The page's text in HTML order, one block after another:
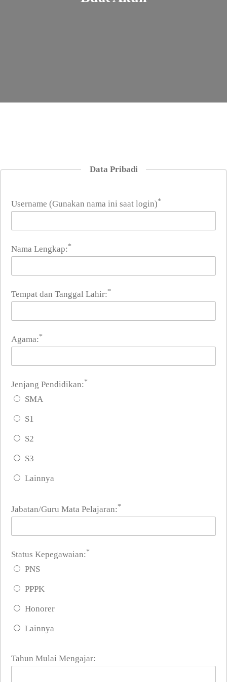
Data Pribadi
Username (Gunakan nama ini saat login)*
Nama Lengkap:*
Tempat dan Tanggal Lahir:*
Agama:*
Jenjang Pendidikan:*
SMA
S1
S2
S3
Lainnya
Jabatan/Guru Mata Pelajaran:*
Status Kepegawaian:*
PNS
PPPK
Honorer
Lainnya
Tahun Mulai Mengajar: